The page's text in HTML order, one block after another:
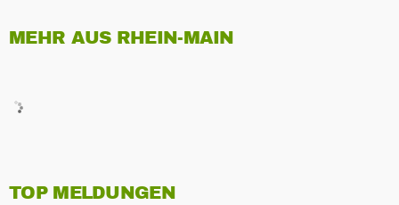
MEHR AUS RHEIN-MAIN
TOP MELDUNGEN